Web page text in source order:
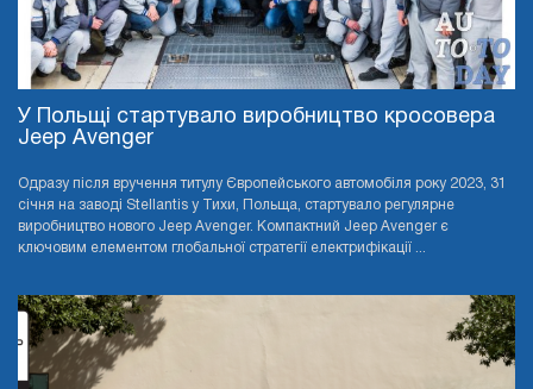
У Польщі стартувало виробництво кросовера
Jeep Avenger
Одразу після вручення титулу Європейського автомобіля року 2023, 31
січня на заводі Stellantis у Тихи, Польща, стартувало регулярне
виробництво нового Jeep Avenger. Компактний Jeep Avenger є
ключовим елементом глобальної стратегії електрифікації ...